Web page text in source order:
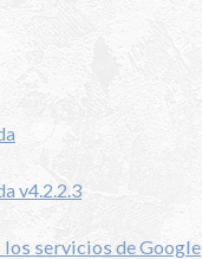
v4.2.2.3
los servicios de Google